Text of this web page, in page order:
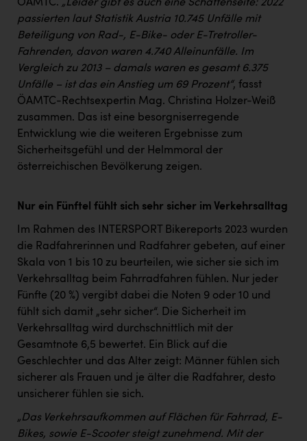
ÖAMTC. „Leider gibt es auch eine Schattenseite: 2022
passierten laut Statistik Austria 10.745 Unfälle mit
Beteiligung von Rad-, E-Bike- oder E-Tretroller-
Fahrenden, davon waren 4.740 Alleinunfälle. Im
Vergleich zu 2013 – damals waren es gesamt 6.375
Unfälle – ist das ein Anstieg um 69 Prozent“, fasst
ÖAMTC-Rechtsexpertin Mag. Christina Holzer-Weiß
zusammen. Das ist eine besorgniserregende
Entwicklung wie die weiteren Ergebnisse zum
Sicherheitsgefühl und der Helmmoral der
österreichischen Bevölkerung zeigen.
Nur ein Fünftel fühlt sich sehr sicher im Verkehrsalltag
Im Rahmen des INTERSPORT Bikereports 2023 wurden
die Radfahrerinnen und Radfahrer gebeten, auf einer
Skala von 1 bis 10 zu beurteilen, wie sicher sie sich im
Verkehrsalltag beim Fahrradfahren fühlen. Nur jeder
Fünfte (20 %) vergibt dabei die Noten 9 oder 10 und
fühlt sich damit „sehr sicher“. Die Sicherheit im
Verkehrsalltag wird durchschnittlich mit der
Gesamtnote 6,5 bewertet. Ein Blick auf die
Geschlechter und das Alter zeigt: Männer fühlen sich
sicherer als Frauen und je älter die Radfahrer, desto
unsicherer fühlen sie sich.
„Das Verkehrsaufkommen auf Flächen für Fahrrad, E-
Bikes, sowie E-Scooter steigt zunehmend. Mit der